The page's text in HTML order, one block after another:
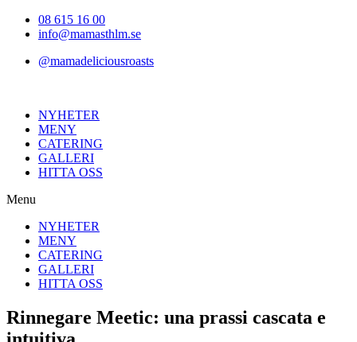
Hoppa08 615 16 00
info@mamasthlm.se
@mamadeliciousroasts
NYHETER
MENY
CATERING
GALLERI
HITTA OSS
Menu
NYHETER
MENY
CATERING
GALLERI
HITTA OSS
Rinnegare Meetic: una prassi cascata e